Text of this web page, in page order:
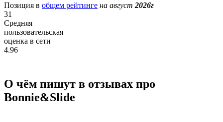
Позиция в общем рейтинге на август 2026г
31
Средняя
пользовательская
оценка в сети
4.96
О чём пишут в отзывах про
Bonnie&Slide